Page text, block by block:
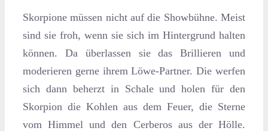
Skorpione müssen nicht auf die Showbühne. Meist
sind sie froh, wenn sie sich im Hintergrund halten
können. Da überlassen sie das Brillieren und
moderieren gerne ihrem Löwe-Partner. Die werfen
sich dann beherzt in Schale und holen für den
Skorpion die Kohlen aus dem Feuer, die Sterne
vom Himmel und den Cerberos aus der Hölle.